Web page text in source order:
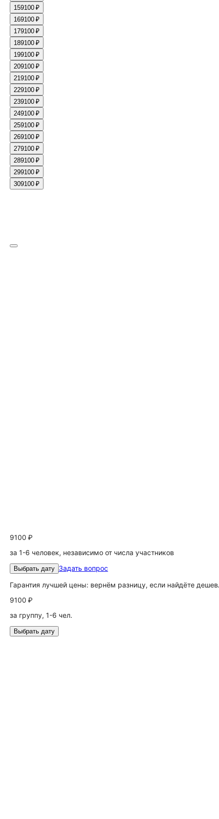
159100 ₽
169100 ₽
179100 ₽
189100 ₽
199100 ₽
209100 ₽
219100 ₽
229100 ₽
239100 ₽
249100 ₽
259100 ₽
269100 ₽
279100 ₽
289100 ₽
299100 ₽
309100 ₽
9100 ₽
за 1-6 человек, независимо от числа участников
Выбрать дату Задать вопрос
Гарантия лучшей цены: вернём разницу, если найдёте
9100 ₽
за группу, 1-6 чел.
Выбрать дату